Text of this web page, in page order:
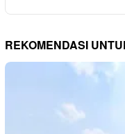
REKOMENDASI